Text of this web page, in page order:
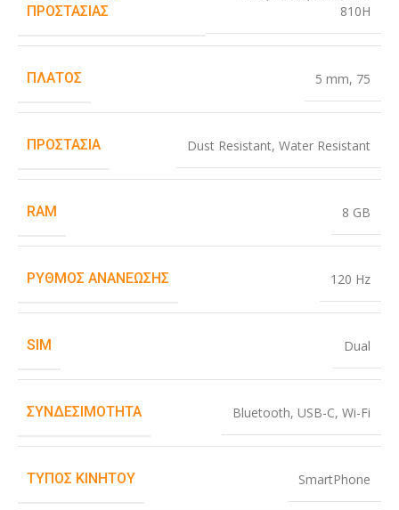
ΠΡΟΣΤΑΣΊΑΣ
810H
ΠΛΆΤΟΣ 5 mm, 75
ΠΡΟΣΤΑΣΊΑ Dust Resistant, Water Resistant
RAM 8 GB
ΡΥΘΜΌΣ ΑΝΑΝΈΩΣΗΣ 120 Hz
SIM Dual
ΣΥΝΔΕΣΙΜΌΤΗΤΑ Bluetooth, USB-C, Wi-Fi
ΤΎΠΟΣ ΚΙΝΗΤΟΎ SmartPhone